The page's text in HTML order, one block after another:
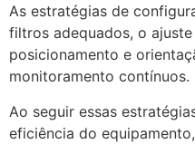
As estratégias de
filtros adequados, o
posicionamento e
monitoramento contínuos.
Ao seguir essas
eficiência do